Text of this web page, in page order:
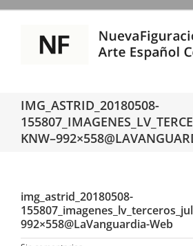
Saltar
contenido
IMG_ASTRID_20180508-
img_astrid_20180508-
992×558@LaVanguardia-Web